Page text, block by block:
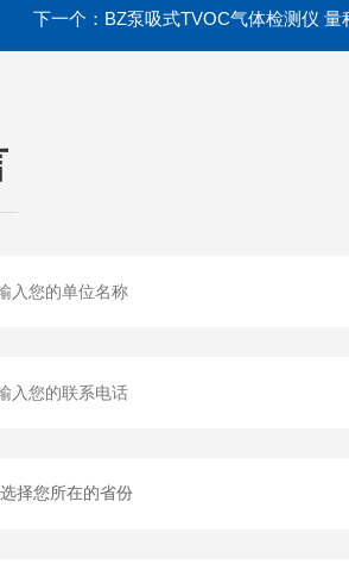
下一个： BZ泵吸式TVOC气体检测仪 量